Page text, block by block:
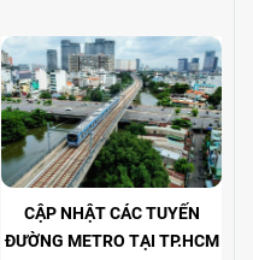
CẬP NHẬT CÁC TUYẾN
ĐƯỜNG METRO TẠI TP.HCM